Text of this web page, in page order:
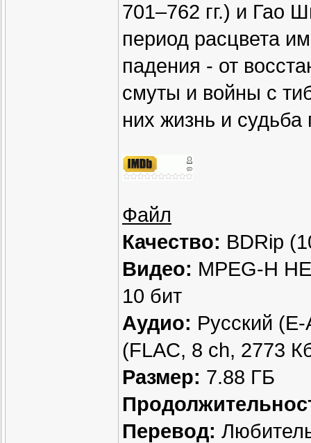
701–762 гг.) и Гао
период расцвета
падения - от
смуты и войны с
них жизнь и
Файл
Качество: BDRip
Видео: MPEG-H
10 бит
Аудио: Русский
(FLAC, 8 ch, 2773
Размер: 7.88 ГБ
Перевод: